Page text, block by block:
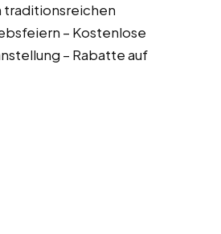
traditionsreichen
– Kostenlose
– Rabatte auf